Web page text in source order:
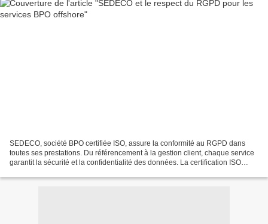
SEDECO, société BPO certifiée ISO, assure la conformité au RGPD dans
toutes ses prestations. Du référencement à la gestion client, chaque service
garantit la sécurité et la confidentialité des données. La certification ISO